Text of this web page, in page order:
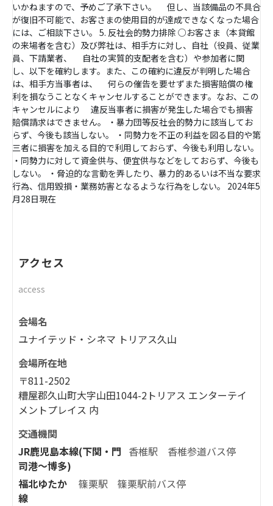
いかねますので、予めご了承下さい。 但し、当該備品の不具合
が復旧不可能で、お客さまの使用目的が達成できなくなった場合
には、ご相談下さい。 5. 反社会的勢力排除 ○お客さま（本貸館
の来場者を含む）及び弊社は、相手方に対し、自社（役員、従業
員、下請業者、 自社の実質的支配者を含む）や参加者に関
し、以下を確約します。また、この確約に違反が判明した場合
は、相手方当事者は、 何らの催告を要せずまた損害賠償の権
利を損なうことなくキャンセルすることができます。なお、この
キャンセルにより 違反当事者に損害が発生した場合でも損害
賠償請求はできません。 ・暴力団等反社会的勢力に該当してお
らず、今後も該当しない。 ・同勢力を不正の利益を図る目的や第
三者に損害を加える目的で利用しておらず、今後も利用しない。
・同勢力に対して資金供与、便宜供与などをしておらず、今後も
しない。 ・脅迫的な言動を弄したり、暴力的あるいは不当な要求
行為、信用毀損・業務妨害となるような行為をしない。 2024年5
月28日現在
アクセス
access
会場名
ユナイテッド・シネマ トリアス久山
会場所在地
〒811-2502
糟屋郡久山町大字山田1044-2トリアス エンターテイ
メントプレイス 内
交通機関
JR鹿児島本線(下関・門
司港～博多)
香椎駅 香椎参道バス停
福北ゆたか
線
篠栗駅 篠栗駅前バス停